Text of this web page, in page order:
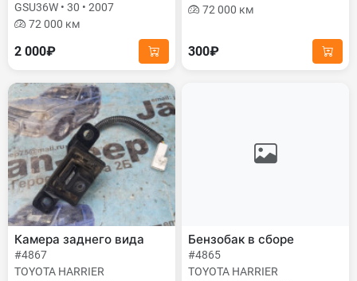
GSU36W • 30 • 2007
72 000 км
2 000₽
72 000 км
300₽
Камера заднего вида
#4867
TOYOTA HARRIER
Бензобак в сборе
#4865
TOYOTA HARRIER